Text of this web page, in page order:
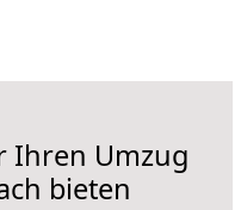
Ihren Umzug
bieten